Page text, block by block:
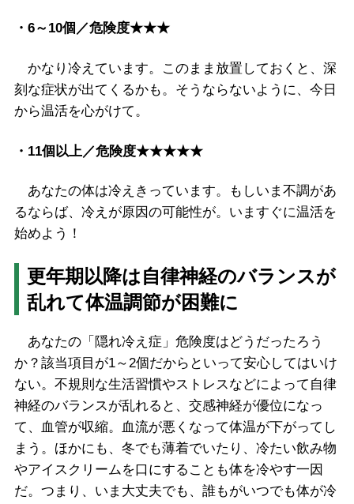
・ 6～ 10個／危険度★★★
かなり冷えています。このまま放置しておくと、深
刻な症状が出てくるかも。そうならないように、今日
から温活を心がけて。
・ 11個以上／危険度★★★★★
あなたの体は冷えきっています。もしいま不調があ
るならば、冷えが原因の可能性が。いますぐに温活を
始めよう！
更年期以降は自律神経のバランスが
乱れて体温調節が困難に
あなたの「隠れ冷え症」危険度はどうだったろう
か？該当項目が1～2個だからといって安心してはいけ
ない。不規則な生活習慣やストレスなどによって自律
神経のバランスが乱れると、交感神経が優位になっ
て、血管が収縮。血流が悪くなって体温が下がってし
まう。ほかにも、冬でも薄着でいたり、冷たい飲み物
やアイスクリームを口にすることも体を冷やす一因
だ。つまり、いま大丈夫でも、誰もがいつでも体が冷